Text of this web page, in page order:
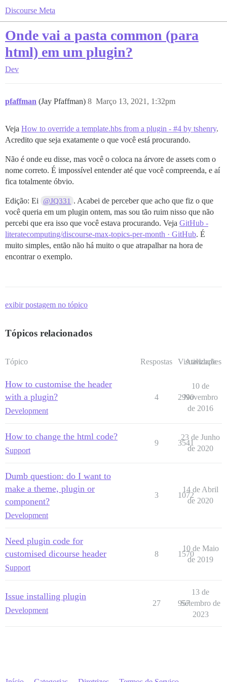
Discourse Meta
Onde vai a pasta common (para
html) em um plugin?
Dev
pfaffman (Jay Pfaffman) Março 13, 2021, 1:32pm
8
Veja How to override a template.hbs from a plugin - #4 by tshenry.
Acredito que seja exatamente o que você está procurando.
Não é onde eu disse, mas você o coloca na árvore de assets com o
nome correto. É impossível entender até que você compreenda, e aí
fica totalmente óbvio.
Edição: Ei @JQ331 . Acabei de perceber que acho que fiz o que
você queria em um plugin ontem, mas sou tão ruim nisso que não
percebi que era isso que você estava procurando. Veja GitHub -
literatecomputing/discourse-max-topics-per-month · GitHub. É
muito simples, então não há muito o que atrapalhar na hora de
encontrar o exemplo.
exibir postagem no tópico
Tópicos relacionados
Tópico Respostas Visualizações
Atividade
How to customise the header
with a plugin?
Development
4 2990
10 de
Novembro
de 2016
How to change the html code?
Support
9 3541
23 de Junho
de 2020
Dumb question: do I want to
make a theme, plugin or
component?
Development
3 1072
14 de Abril
de 2020
Need plugin code for
customised dicourse header
Support
8 1570
10 de Maio
de 2019
Issue installing plugin
Development
27 957
13 de
Setembro de
2023